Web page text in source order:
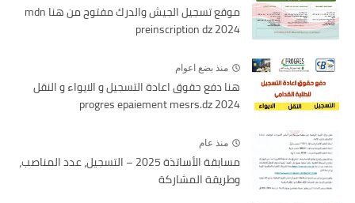
موقع تسجيل الجيش والدرك مفتوح من هنا mdn
preinscription dz 2024
منذ بضع اعوام
هنا دفع حقوق اعادة التسجيل و الايواء و النقل
2024 progres epaiement mesrs.dz
منذ عام
مسابقة الأساتذة 2025 – التسجيل، عدد المناصب،
وطريقة المشاركة